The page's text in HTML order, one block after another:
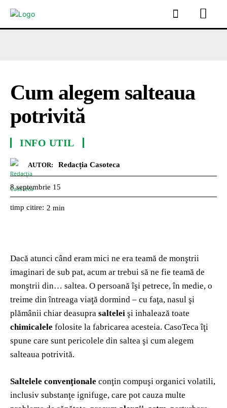
Cum alegem salteaua
potrivită
INFO UTIL
AUTOR: Redacția Casoteca
8 septembrie 15
timp citire: 2 min
Dacă atunci când eram mici ne era teamă de monştrii
imaginari de sub pat, acum ar trebui să ne fie teamă de
monştrii din… saltea. O persoană îşi petrece, în medie, o
treime din întreaga viaţă dormind – cu faţa, nasul şi
plămânii chiar deasupra saltelei şi inhalează toate
chimicalele folosite la fabricarea acesteia. CasoTeca îţi
spune care sunt pericolele din saltea şi cum alegem
salteaua potrivită.
Saltelele convenţionale conţin compuşi organici volatili,
inclusiv substanţe ignifuge, care pot cauza multe